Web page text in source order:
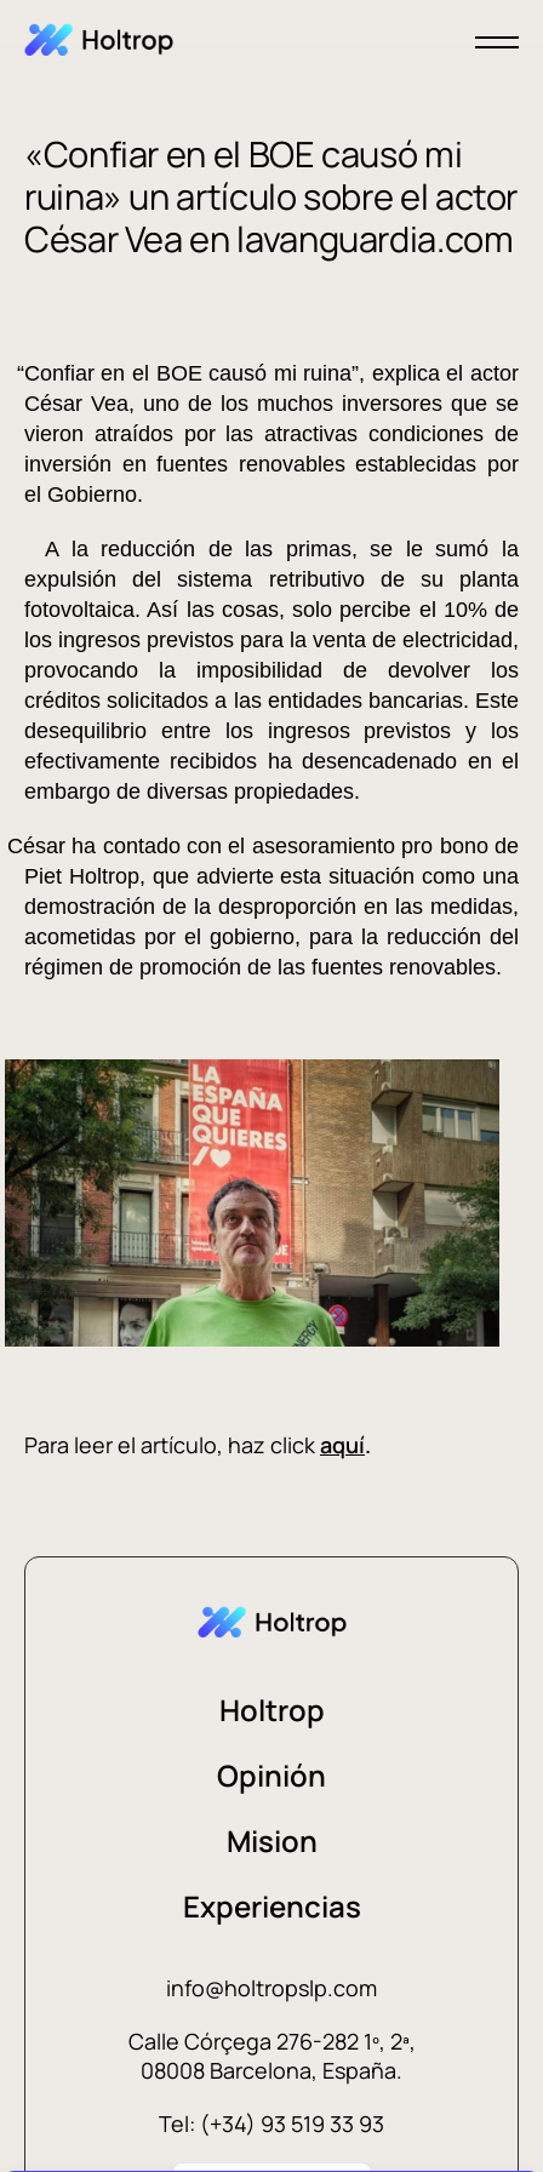
«Confiar en el BOE causó mi
ruina» un artículo sobre el actor
César Vea en lavanguardia.com
“Confiar en el BOE causó mi ruina”, explica el actor
César Vea, uno de los muchos inversores que se
vieron atraídos por las atractivas condiciones de
inversión en fuentes renovables establecidas por
el Gobierno.
la reducción de las primas, se le sumó la
expulsión del sistema retributivo de su planta
fotovoltaica. Así las cosas, solo percibe el 10% de
los ingresos previstos para la venta de electricidad,
provocando la imposibilidad de devolver los
créditos solicitados a las entidades bancarias. Este
desequilibrio entre los ingresos previstos y los
efectivamente recibidos ha desencadenado en el
embargo de diversas propiedades.
César ha contado con el asesoramiento pro bono de
Piet Holtrop, que advierte esta situación como una
demostración de la desproporción en las medidas,
acometidas por el gobierno, para la reducción del
régimen de promoción de las fuentes renovables.
Para leer el artículo, haz clickaquí.
Holtrop
Opinión
Mision
Experiencias
info@holtropslp.com
Calle Córçega 276-282 1º, 2ª,
08008 Barcelona, España.
Tel: (+34) 93 519 33 93